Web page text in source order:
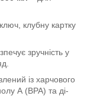
клубну картку
зручність у
із харчового
А (BPA) та ді-